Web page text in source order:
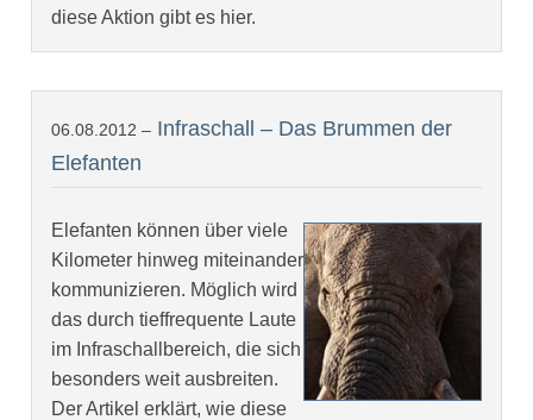
diese Aktion gibt es hier.
06.08.2012 – Infraschall – Das Brummen der
Elefanten
Elefanten können über viele
Kilometer hinweg miteinander
kommunizieren. Möglich wird
das durch tieffrequente Laute
im Infraschallbereich, die sich
besonders weit ausbreiten.
Der Artikel erklärt, wie diese